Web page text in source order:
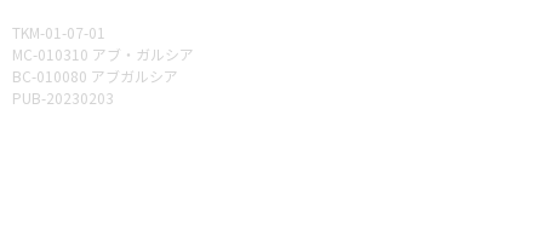
TKM-01-07-01
MC-010310 アブ・ガルシア
BC-010080 アブガルシア
PUB-20230203